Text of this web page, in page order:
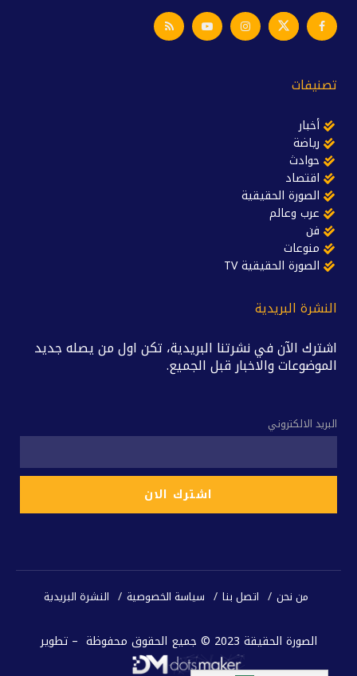
تصنيفات
أخبار
رياضة
حوادث
اقتصاد
الصورة الحقيقية
عرب وعالم
فن
منوعات
الصورة الحقيقية TV
النشرة البريدية
اشترك الآن في نشرتنا البريدية، تكن اول من يصله جديد
الموضوعات والاخبار قبل الجميع.
البريد الالكتروني
من نحن اتصل بنا سياسة الخصوصية النشرة البريدية
الصورة الحقيقة 2023 © جميع الحقوق محفوظة – تطوير